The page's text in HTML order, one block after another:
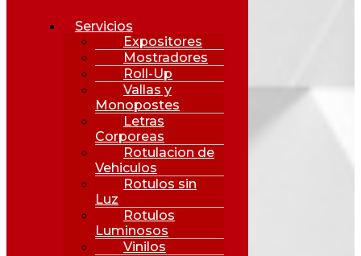
Servicios
Expositores
Mostradores
Roll-Up
Vallas y
Monopostes
Letras
Corporeas
Rotulacion de
Vehiculos
Rotulos sin
Luz
Rotulos
Luminosos
Vinilos